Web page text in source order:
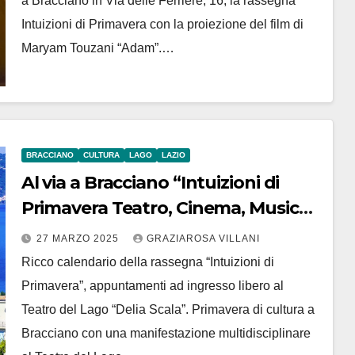
Intuizioni di Primavera con la proiezione del film di
Maryam Touzani “Adam”.…
BRACCIANO CULTURA LAGO LAZIO
Al via a Bracciano “Intuizioni di
Primavera Teatro, Cinema, Musica,
Danza La rassegna che non si
rassegna”
27 MARZO 2025 GRAZIAROSA VILLANI
Ricco calendario della rassegna “Intuizioni di
Primavera”, appuntamenti ad ingresso libero al
Teatro del Lago “Delia Scala”. Primavera di cultura a
Bracciano con una manifestazione multidisciplinare